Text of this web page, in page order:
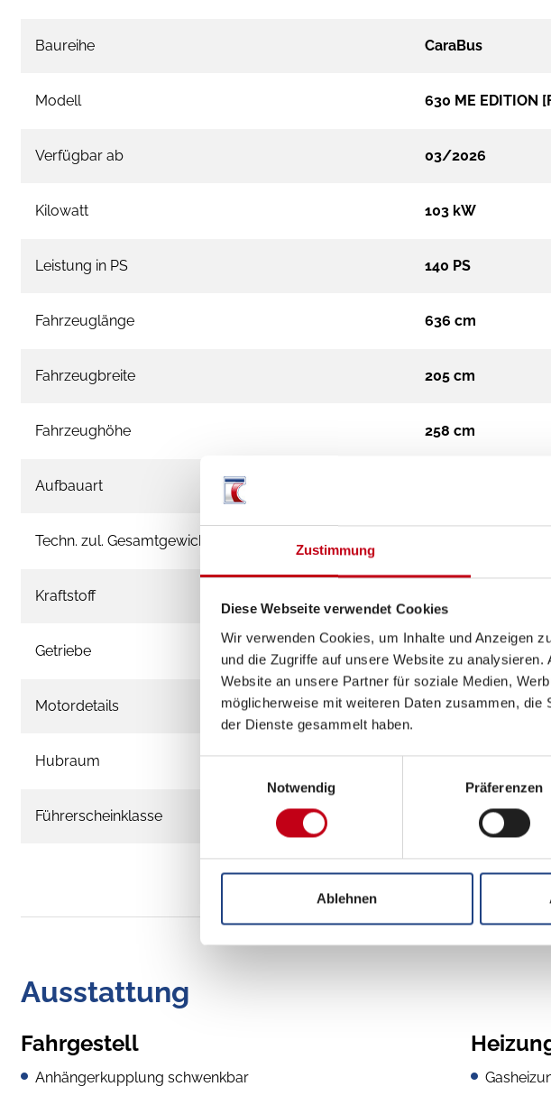
Zustimmung
Diese Webseite verwendet Cookies
Wir verwenden Cookies, um Inhalte und Anzeigen
und die Zugriffe auf unsere Website zu
Website an unsere Partner für soziale Medien,
möglicherweise mit weiteren Daten zusammen,
der Dienste gesammelt haben.
Notwendig
Präferenzen
Ablehnen
Baureihe CaraBus
Modell 630 ME EDITION
Verfügbar ab 03/2026
Kilowatt 103 kW
Leistung in PS 140 PS
Fahrzeuglänge 636 cm
Fahrzeugbreite 205 cm
Fahrzeughöhe 258 cm
Aufbauart
Techn. zul. Gesamtgewicht
Kraftstoff
Getriebe Automatik
Motordetails FIAT 103 kW /
Hubraum 2200 cm³
Führerscheinklasse
Ausstattung
Fahrgestell
Anhängerkupplung schwenkbar